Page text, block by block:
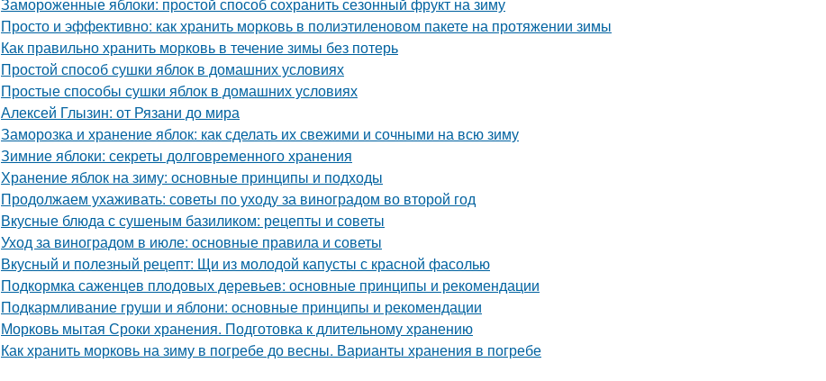
Просто и эффективно: как хранить морковь в полиэтиленовом пакете на протяжении зимы
Как правильно хранить морковь в течение зимы без потерь
Простой способ сушки яблок в домашних условиях
Простые способы сушки яблок в домашних условиях
Алексей Глызин: от Рязани до мира
Заморозка и хранение яблок: как сделать их свежими и сочными на всю зиму
Зимние яблоки: секреты долговременного хранения
Хранение яблок на зиму: основные принципы и подходы
Продолжаем ухаживать: советы по уходу за виноградом во второй год
Вкусные блюда с сушеным базиликом: рецепты и советы
Уход за виноградом в июле: основные правила и советы
Вкусный и полезный рецепт: Щи из молодой капусты с красной фасолью
Подкормка саженцев плодовых деревьев: основные принципы и рекомендации
Подкармливание груши и яблони: основные принципы и рекомендации
Морковь мытая Сроки хранения. Подготовка к длительному хранению
Как хранить морковь на зиму в погребе до весны. Варианты хранения в погребе